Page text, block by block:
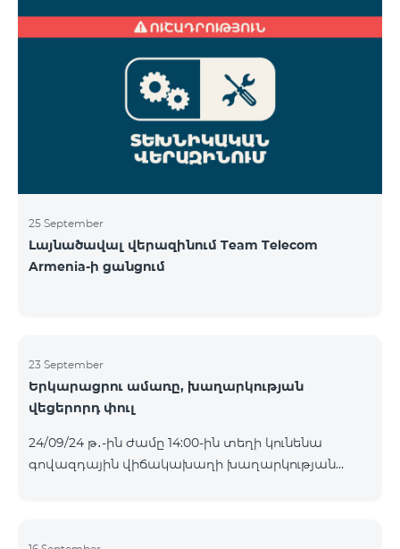
վաղաժամ դադարեցվել է 30․09․2024-ին ստորև
նշված քաղաքներում։ Վայք Չարենցավան
25 September
Լայնածավալ վերազինում Team Telecom
Armenia-ի ցանցում
23 September
Երկարացրու ամառը, խաղարկության
վեցերորդ փուլ
24/09/24 թ․-ին ժամը 14:00-ին տեղի կունենա
գովազդային վիճակախաղի խաղարկության